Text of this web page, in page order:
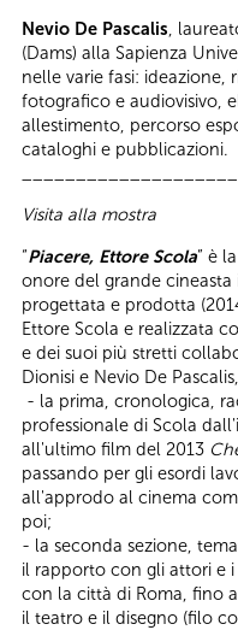
Nevio De Pascalis,
(Dams) alla Sapienza
nelle varie fasi: ideazione,
fotografico e audiovisivo,
allestimento, percorso
cataloghi e pubblicazioni.
Visita alla mostra
“Piacere, Ettore Scola” è
onore del grande
progettata e prodotta
Ettore Scola e realizzata
e dei suoi più stretti
Dionisi e Nevio De
- la prima, cronologica,
professionale di Scola
all'ultimo film del 2013
passando per gli esordi
all'approdo al cinema
poi;
- la seconda sezione,
il rapporto con gli attori e
con la città di Roma, fino
il teatro e il disegno (filo